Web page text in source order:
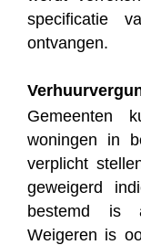
specificatie
ontvangen.
Gemeenten
woningen in
verplicht
geweigerd
bestemd is
Weigeren is